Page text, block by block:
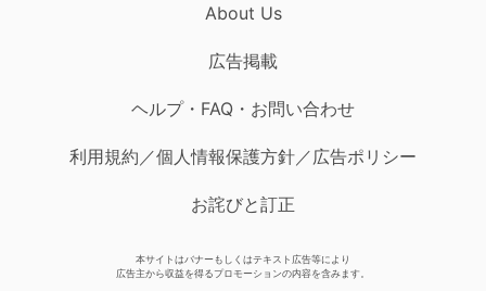
About Us
広告掲載
ヘルプ・FAQ・お問い合わせ
利用規約／個人情報保護方針／広告ポリシー
お詫びと訂正
本サイトはバナーもしくはテキスト広告等により
広告主から収益を得るプロモーションの内容を含みます。